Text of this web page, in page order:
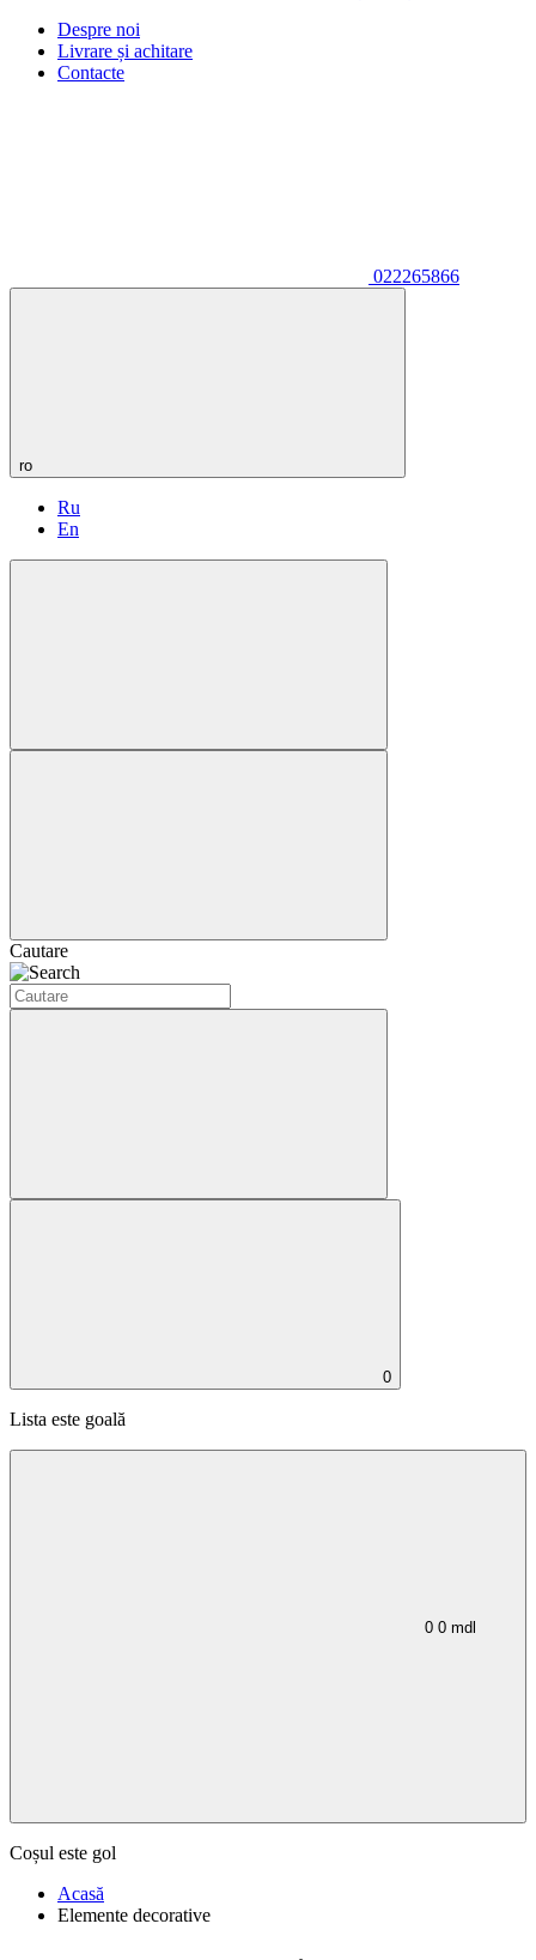
Despre noi
Livrare și achitare
Contacte
022265866
ro
Ru
En
Cautare
0
Lista este goală
0 0 mdl
Coșul este gol
Acasă
Elemente decorative